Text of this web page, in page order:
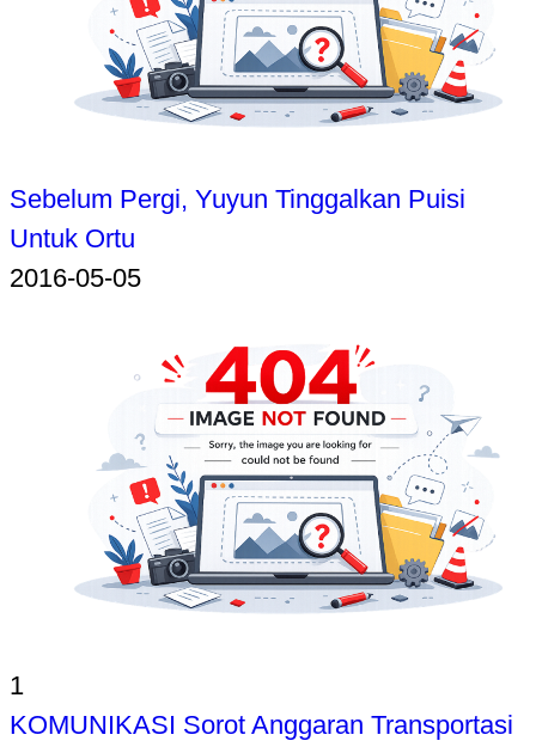
Sebelum Pergi, Yuyun Tinggalkan Puisi
Untuk Ortu
2016-05-05
1
KOMUNIKASI Sorot Anggaran Transportasi